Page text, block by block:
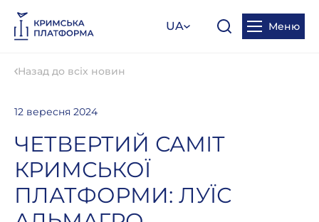
UA Меню
Назад до всіх новин
12 вересня 2024
ЧЕТВЕРТИЙ САМІТ
КРИМСЬКОЇ
ПЛАТФОРМИ: ЛУЇС